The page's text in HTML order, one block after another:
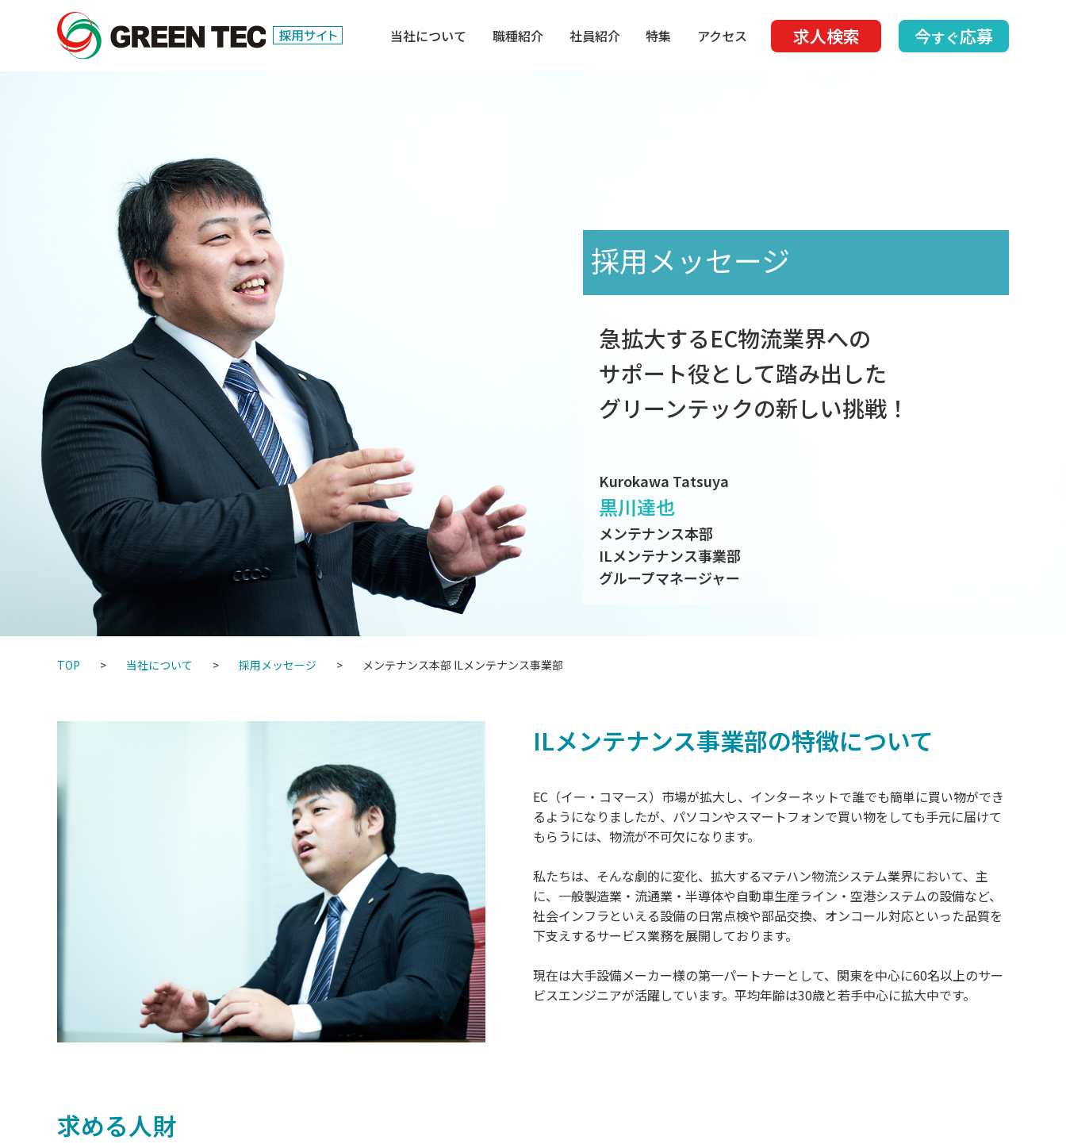
当社について 職種紹介 社員紹介 特集 アクセス 求人検索 今すぐ応募
採用メッセージ
急拡大するEC物流業界への
サポート役として踏み出した
グリーンテックの新しい挑戦！
Kurokawa Tatsuya
黒川達也
メンテナンス本部
ILメンテナンス事業部
グループマネージャー
TOP 当社について 採用メッセージ メンテナンス本部 ILメンテナンス事業部
ILメンテナンス事業部の特徴について
EC（イー・コマース）市場が拡大し、インターネットで誰でも簡単に買い物ができ
るようになりましたが、パソコンやスマートフォンで買い物をしても手元に届けて
もらうには、物流が不可欠になります。
私たちは、そんな劇的に変化、拡大するマテハン物流システム業界において、主
に、一般製造業・流通業・半導体や自動車生産ライン・空港システムの設備など、
社会インフラといえる設備の日常点検や部品交換、オンコール対応といった品質を
下支えするサービス業務を展開しております。
現在は大手設備メーカー様の第一パートナーとして、関東を中心に60名以上のサー
ビスエンジニアが活躍しています。平均年齢は30歳と若手中心に拡大中です。
求める人財